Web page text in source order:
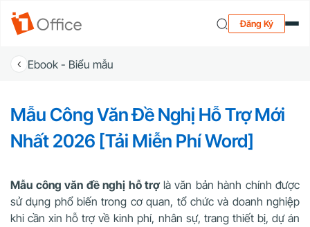
Đăng Ký
Ebook - Biểu mẫu
Mẫu Công Văn Đề Nghị Hỗ Trợ Mới
Nhất 2026 [Tải Miễn Phí Word]
Mẫu công văn đề nghị hỗ trợlà văn bản hành chính được
sử dụng phổ biến trong cơ quan, tổ chức và doanh nghiệp
khi cần xin hỗ trợ về kinh phí, nhân sự, trang thiết bị, dự án